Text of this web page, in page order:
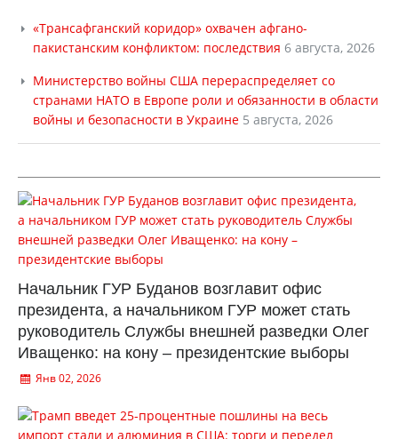
«Трансафганский коридор» охвачен афгано-
пакистанским конфликтом: последствия 6 августа, 2026
Министерство войны США перераспределяет со
странами НАТО в Европе роли и обязанности в области
войны и безопасности в Украине 5 августа, 2026
Начальник ГУР Буданов возглавит офис
президента, а начальником ГУР может стать
руководитель Службы внешней разведки Олег
Иващенко: на кону – президентские выборы
Янв 02, 2026